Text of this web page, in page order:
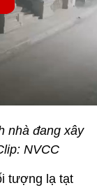
nhà đang xây
NVCC
tượng lạ tạt